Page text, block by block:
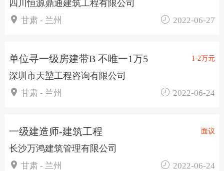
四川恒源鼎通建筑工程有限公司
 甘肃 - 兰州  2022-06-27
单位寻一级房建带B 不唯一1万5 1-2万元
深圳市天堃工程咨询有限公司
 甘肃 - 兰州  2022-06-24
一级建造师-建筑工程 面议
长沙万鸿建筑管理有限公司
 甘肃 - 兰州  2022-06-24